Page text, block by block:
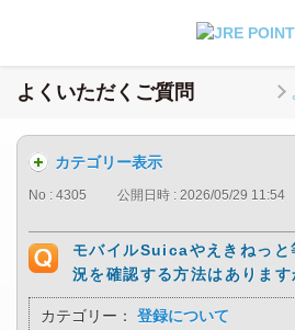
よくいただくご質問
カテゴリー表示
No : 4305 公開日時 : 2026/05/29 11:54
モバイルSuicaやえきねっと
況を確認する方法はあります
カテゴリー： 登録について